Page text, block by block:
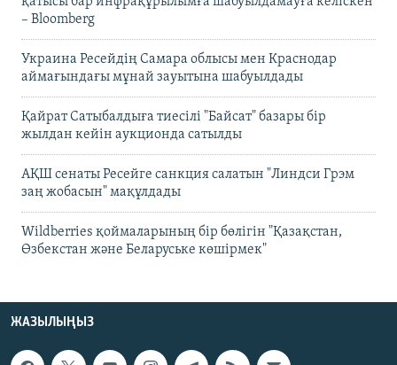
– Bloomberg
Украина Ресейдің Самара облысы мен Краснодар
аймағындағы мұнай зауытына шабуылдады
Қайрат Сатыбалдыға тиесілі "Байсат" базары бір
жылдан кейін аукционда сатылды
АҚШ сенаты Ресейге санкция салатын "Линдси Грэм
заң жобасын" мақұлдады
Wildberries қоймаларының бір бөлігін "Қазақстан,
Өзбекстан және Беларуське көшірмек"
ЖАЗЫЛЫҢЫЗ